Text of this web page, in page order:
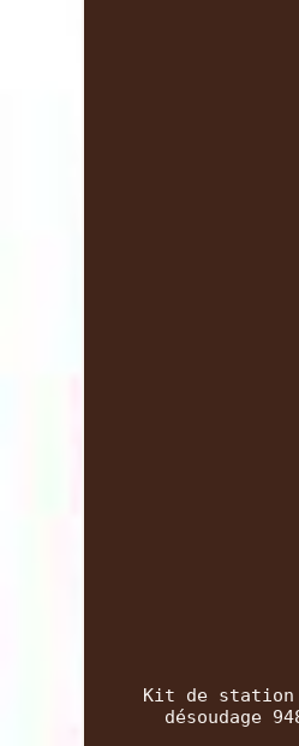
Kit de station
désoudage